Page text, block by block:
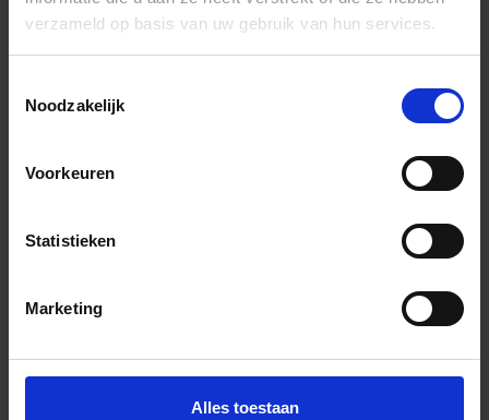
verzameld op basis van uw gebruik van hun services.
Noodzakelijk
Voorkeuren
Statistieken
Marketing
Alles toestaan
HKSV2AU12/O9HB Holplintprofiel
HB -
Holplintprofiel
HB -
Holplintprofiel
HB -
HKSV2AU16/O11HB